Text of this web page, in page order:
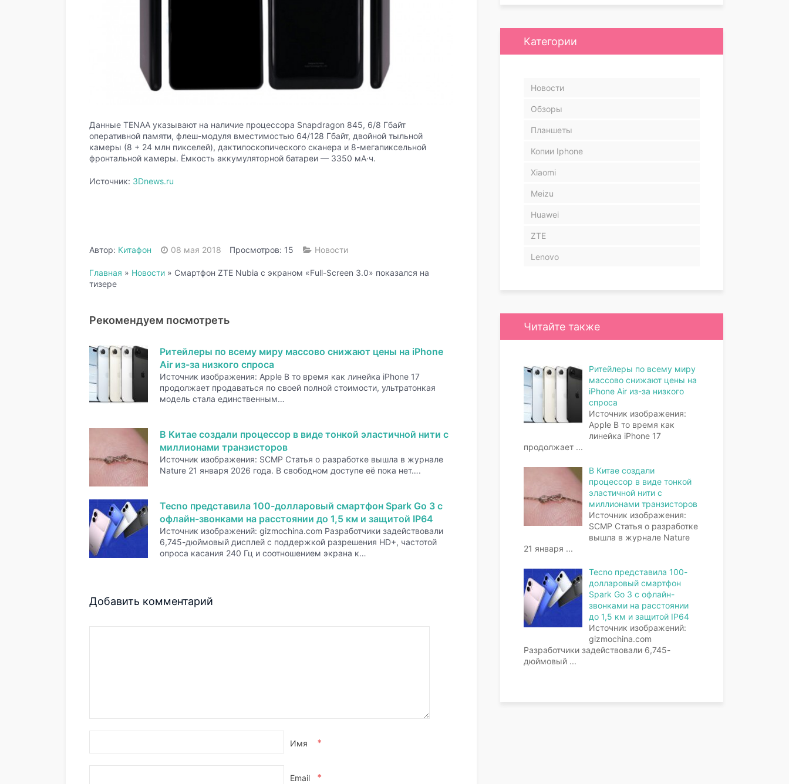
Данные TENAA указывают на наличие процессора Snapdragon 845, 6/8 Гбайт
оперативной памяти, флеш-модуля вместимостью 64/128 Гбайт, двойной тыльной
камеры (8 + 24 млн пикселей), дактилоскопического сканера и 8-мегапиксельной
фронтальной камеры. Ёмкость аккумуляторной батареи — 3350 мА·ч.
Источник: 3Dnews.ru
Автор: Китафон 08 мая 2018 Просмотров: 15 Новости
Главная » Новости » Смартфон ZTE Nubia с экраном «Full-Screen 3.0» показался на
тизере
Рекомендуем посмотреть
Ритейлеры по всему миру массово снижают цены на iPhone
Air из-за низкого спроса
Источник изображения: Apple В то время как линейка iPhone 17
продолжает продаваться по своей полной стоимости, ультратонкая
модель стала единственным…
В Китае создали процессор в виде тонкой эластичной нити с
миллионами транзисторов
Источник изображения: SCMP Статья о разработке вышла в журнале
Nature 21 января 2026 года. В свободном доступе её пока нет….
Tecno представила 100-долларовый смартфон Spark Go 3 с
офлайн-звонками на расстоянии до 1,5 км и защитой IP64
Источник изображений: gizmochina.com Разработчики задействовали
6,745-дюймовый дисплей с поддержкой разрешения HD+, частотой
опроса касания 240 Гц и соотношением экрана к…
Добавить комментарий
Имя *
Email *
Категории
Новости
Обзоры
Планшеты
Копии Iphone
Xiaomi
Meizu
Huawei
ZTE
Lenovo
Читайте также
Ритейлеры по всему миру
массово снижают цены на
iPhone Air из-за низкого
спроса
Источник изображения:
Apple В то время как
линейка iPhone 17
продолжает ...
В Китае создали
процессор в виде тонкой
эластичной нити с
миллионами транзисторов
Источник изображения:
SCMP Статья о разработке
вышла в журнале Nature
21 января ...
Tecno представила 100-
долларовый смартфон
Spark Go 3 с офлайн-
звонками на расстоянии
до 1,5 км и защитой IP64
Источник изображений:
gizmochina.com
Разработчики задействовали 6,745-
дюймовый ...